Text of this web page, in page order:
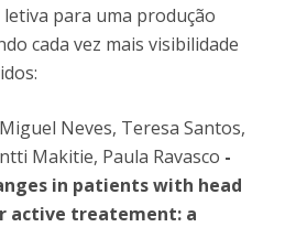
para uma produção
cada vez mais visibilidade
Neves, Teresa Santos,
Makitie, Paula Ravasco -
in patients with head
active treatement: a